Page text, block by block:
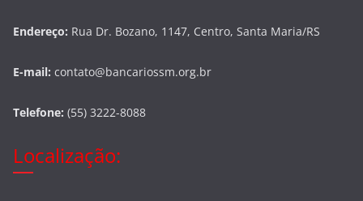
Endereço: Rua Dr. Bozano, 1147, Centro, Santa Maria/RS
E-mail: contato@bancariossm.org.br
Telefone: (55) 3222-8088
Localização: